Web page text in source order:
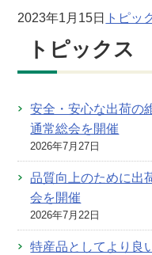
2023年1月15日 トピッ
トピックス
安全・安心な出荷
通常総会を開催
2026年7月27日
品質向上のために出
会を開催
2026年7月22日
特産品としてより